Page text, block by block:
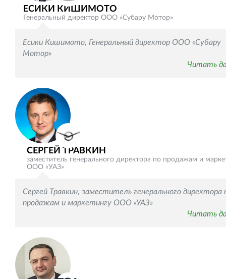
ЕСИКИ КИШИМОТО
Генеральный директор ООО «Субару Мотор»
Есики Кишимото, Генеральный директор ООО «Субару
Мотор»
Читать
СЕРГЕЙ ТРАВКИН
заместитель генерального директора по продажам и
ООО «УАЗ»
Сергей Травкин, заместитель генерального директора
продажам и маркетингу ООО «УАЗ»
Читать